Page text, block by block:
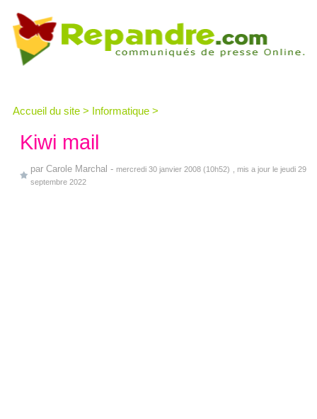
Accueil du site > Informatique >
Kiwi mail
par Carole Marchal - mercredi 30 janvier 2008 (10h52)
, mis a jour le jeudi 29
septembre 2022